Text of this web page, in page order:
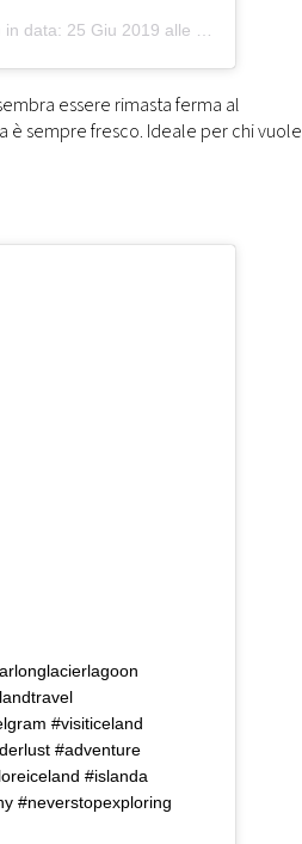
in data: 25 Giu 2019 alle ore 10:04 PDT
essere rimasta ferma al
è sempre fresco. Ideale per chi vuole
#visiticeland
#adventure
#islanda
#neverstopexploring